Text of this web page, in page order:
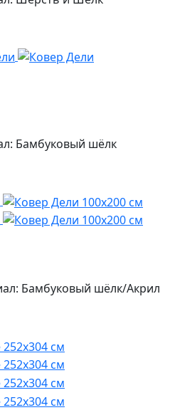
Бамбуковый шёлк
Бамбуковый шёлк/Акрил